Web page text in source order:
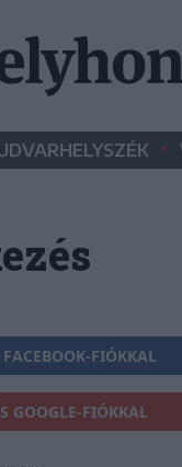
•
FACEBOOK-FIÓKKAL
GOOGLE-FIÓKKAL